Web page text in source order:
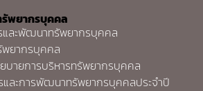
พยากรบุคคล
ละพัฒนาทรัพยากรบุคคล
พยากรบุคคล
บายการบริหารทรัพยากรบุคคล
และการพัฒนาทรัพยากรบุคคลประจำปี